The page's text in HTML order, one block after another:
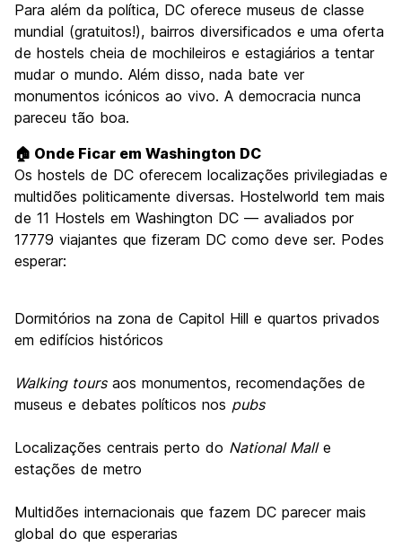
Para além da política, DC oferece museus de classe
mundial (gratuitos!), bairros diversificados e uma oferta
de hostels cheia de mochileiros e estagiários a tentar
mudar o mundo. Além disso, nada bate ver
monumentos icónicos ao vivo. A democracia nunca
pareceu tão boa.
🏠 Onde Ficar em Washington DC
Os hostels de DC oferecem localizações privilegiadas e
multidões politicamente diversas. Hostelworld tem mais
de 11 Hostels em Washington DC — avaliados por
17779 viajantes que fizeram DC como deve ser. Podes
esperar:
Dormitórios na zona de Capitol Hill e quartos privados
em edifícios históricos
Walking toursaos monumentos, recomendações de
museus e debates políticos nos pubs
Localizações centrais perto do National Malle
estações de metro
Multidões internacionais que fazem DC parecer mais
global do que esperarias